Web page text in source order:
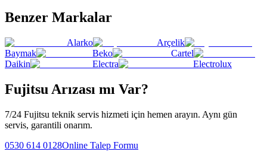
Benzer Markalar
Alarko
Arçelik
Baymak
Beko
Cartel
Daikin
Electra Electrolux
Fujitsu Arızası mı Var?
7/24 Fujitsu teknik servis hizmeti için hemen arayın. Aynı gün
servis, garantili onarım.
0530 614 0128Online Talep Formu